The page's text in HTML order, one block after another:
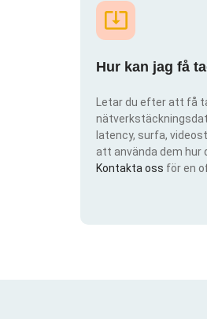
Hur kan jag få
Letar du efter att få
latency, surfa,
att använda dem hur
Kontakta oss för en